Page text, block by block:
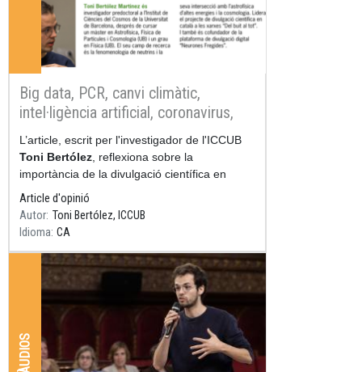
Big data, PCR, canvi climàtic,
intel·ligència artificial, coronavirus,
corrent AMOC. Teixint ponts entre la
ciència i la societat a través de les
xarxes i el català
Resum
L’article, escrit per l'investigador de l'ICCUB
Toni Bertólez , reflexiona sobre la
importància de la divulgació científica en
català a les xarxes socials, especialment
entre el jov
Article d'opinió
Autor Toni Bertólez, ICCUB
Idioma CA
ÀUDIOS